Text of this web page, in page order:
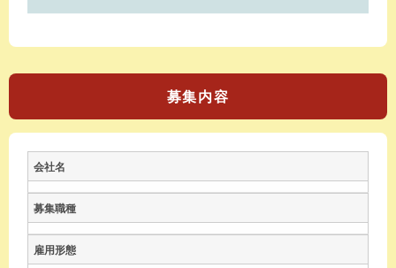
募集内容
会社名
募集職種
雇用形態